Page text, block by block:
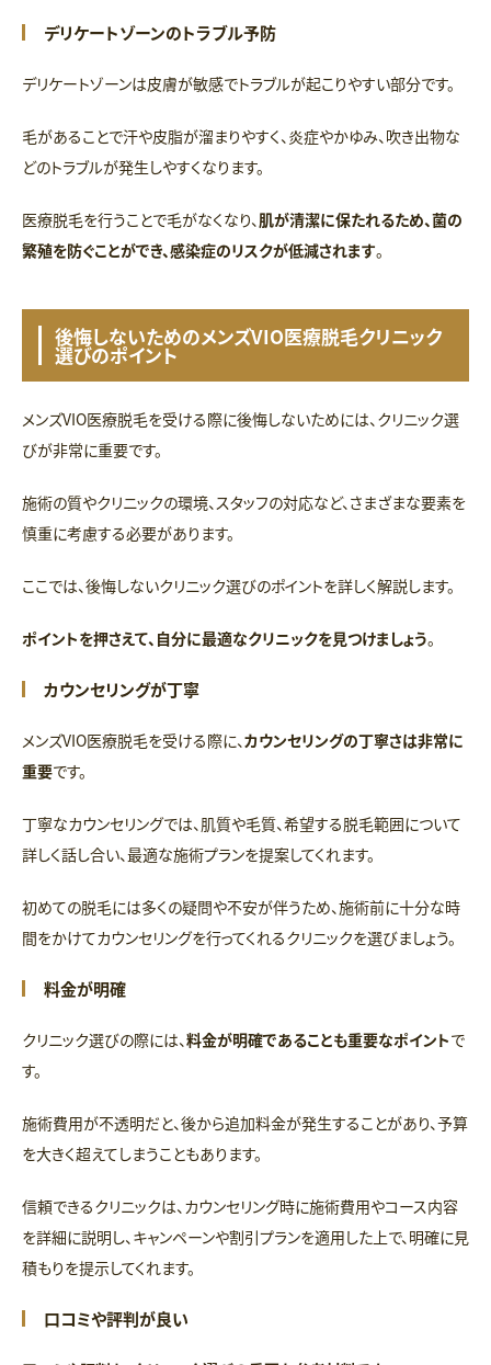
デリケートゾーンのトラブル予防
デリケートゾーンは皮膚が敏感でトラブルが起こりやすい部分です。
毛があることで汗や皮脂が溜まりやすく、炎症やかゆみ、吹き出物な
どのトラブルが発生しやすくなります。
医療脱毛を行うことで毛がなくなり、 肌が清潔に保たれるため、菌の
繁殖を防ぐことができ、感染症のリスクが低減されます。
後悔しないためのメンズVIO医療脱毛クリニック
選びのポイント
メンズVIO医療脱毛を受ける際に後悔しないためには、クリニック選
びが非常に重要です。
施術の質やクリニックの環境、スタッフの対応など、さまざまな要素を
慎重に考慮する必要があります。
ここでは、後悔しないクリニック選びのポイントを詳しく解説します。
ポイントを押さえて、自分に最適なクリニックを見つけましょう。
​​カウンセリングが丁寧
メンズVIO医療脱毛を受ける際に、カウンセリングの丁寧さは非常に
重要です。
丁寧なカウンセリングでは、肌質や毛質、希望する脱毛範囲について
詳しく話し合い、最適な施術プランを提案してくれます。
初めての脱毛には多くの疑問や不安が伴うため、施術前に十分な時
間をかけてカウンセリングを行ってくれるクリニックを選びましょう。
料金が明確
クリニック選びの際には、料金が明確であることも重要なポイントで
す。
施術費用が不透明だと、後から追加料金が発生することがあり、予算
を大きく超えてしまうこともあります。
信頼できるクリニックは、カウンセリング時に施術費用やコース内容
を詳細に説明し、キャンペーンや割引プランを適用した上で、明確に見
積もりを提示してくれます。
口コミや評判が良い